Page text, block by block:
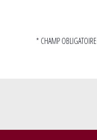
* CHAMP OBLIGATOIRE